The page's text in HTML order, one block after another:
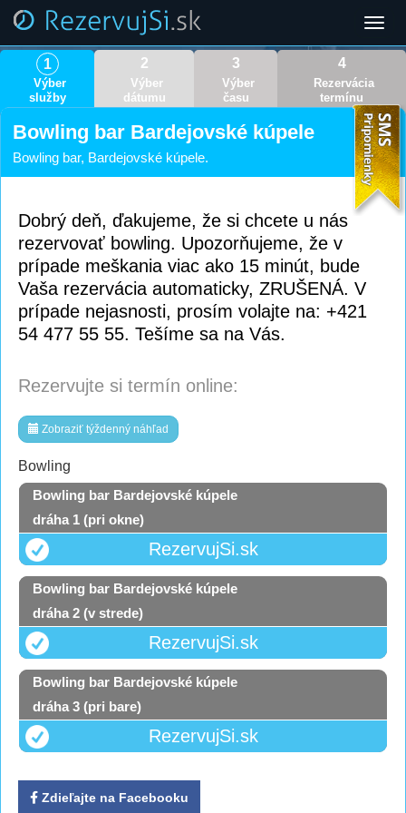
1
Výber
služby
2
Výber
dátumu
3
Výber
času
4
Rezervácia
termínu
Bowling bar Bardejovské kúpele
Bowling bar, Bardejovské kúpele.
Dobrý deň, ďakujeme, že si chcete u nás
rezervovať bowling. Upozorňujeme, že v
prípade meškania viac ako 15 minút, bude
Vaša rezervácia automaticky, ZRUŠENÁ. V
prípade nejasnosti, prosím volajte na: +421
54 477 55 55. Tešíme sa na Vás.
Rezervujte si termín online:
Zobraziť týždenný náhľad
Bowling
Bowling bar Bardejovské kúpele
dráha 1 (pri okne)
RezervujSi.sk
Bowling bar Bardejovské kúpele
dráha 2 (v strede)
RezervujSi.sk
Bowling bar Bardejovské kúpele
dráha 3 (pri bare)
RezervujSi.sk
Zdieľajte na Facebooku